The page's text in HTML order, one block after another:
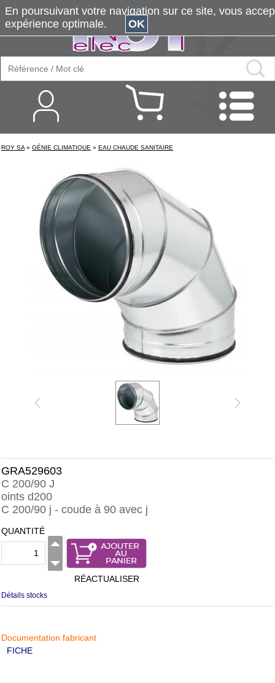
ROY SA » GÉNIE CLIMATIQUE » EAU CHAUDE SANITAIRE
GRA529603
C 200/90 J
oints d200
C 200/90 j - coude à 90 avec j
QUANTITÉ
RÉACTUALISER
Détails stocks
Documentation fabricant
FICHE
En poursuivant votre navigation sur ce site, vous
expérience optimale.
OK